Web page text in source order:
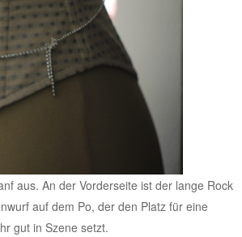
aus. An der Vorderseite ist der lange Rock
auf dem Po, der den Platz für eine
gut in Szene setzt.